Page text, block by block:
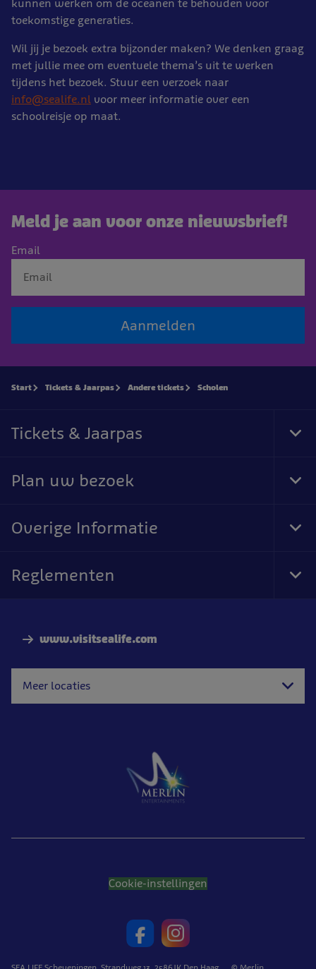
kunnen werken om de oceanen te behouden voor
toekomstige generaties.
Wil jij je bezoek extra bijzonder maken? We denken graag
met jullie mee om eventuele thema’s uit te werken
tijdens het bezoek. Stuur een verzoek naar
info@sealife.nl voor meer informatie over een
schoolreisje op maat.
Meld je aan voor onze nieuwsbrief!
Email
Aanmelden
www.visitsealife.com
Meer locaties
Start Tickets & Jaarpas Andere tickets Scholen
Tickets & Jaarpas
Plan uw bezoek
Overige Informatie
Reglementen
Cookie-instellingen